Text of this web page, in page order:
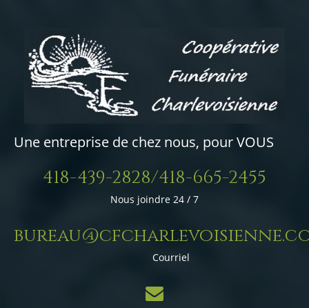
Une entreprise de chez nous, pour VOUS
418-439-2828/418-665-2455
Nous joindre 24 / 7
Courriel